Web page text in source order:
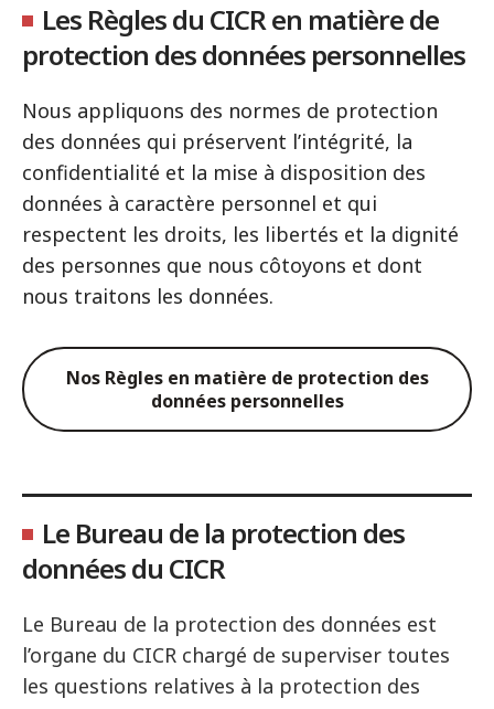
Les Règles du CICR en matière de
protection des données personnelles
Nous appliquons des normes de protection
des données qui préservent l’intégrité, la
confidentialité et la mise à disposition des
données à caractère personnel et qui
respectent les droits, les libertés et la dignité
des personnes que nous côtoyons et dont
nous traitons les données.
Nos Règles en matière de protection des
données personnelles
Le Bureau de la protection des
données du CICR
Le Bureau de la protection des données est
l’organe du CICR chargé de superviser toutes
les questions relatives à la protection des